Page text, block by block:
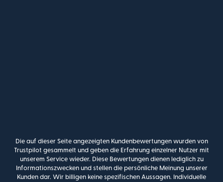
Die auf dieser Seite angezeigten Kundenbewertungen wurden von
Trustpilot gesammelt und geben die Erfahrung einzelner Nutzer mit
unserem Service wieder. Diese Bewertungen dienen lediglich zu
Informationszwecken und stellen die persönliche Meinung unserer
Kunden dar. Wir billigen keine spezifischen Aussagen. Individuelle